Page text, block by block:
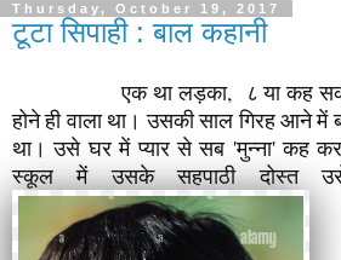
Thursday, October 19, 2017
टूटा सिपाही : बाल कहानी
एक था लड़का, ८ या कह
होने ही वाला था। उसकी साल गिरह आने में
था। उसे घर में प्यार से सब 'मुन्ना' कह
स्कूल में उसके सहपाठी दोस्त